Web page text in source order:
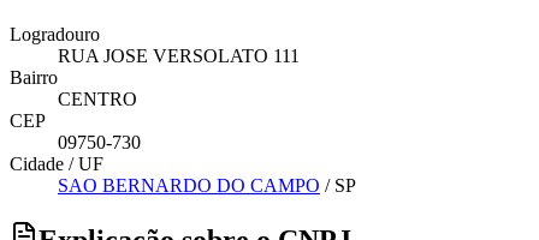
Logradouro
RUA JOSE VERSOLATO 111
Bairro
CENTRO
CEP
09750-730
Cidade / UF
SAO BERNARDO DO CAMPO / SP